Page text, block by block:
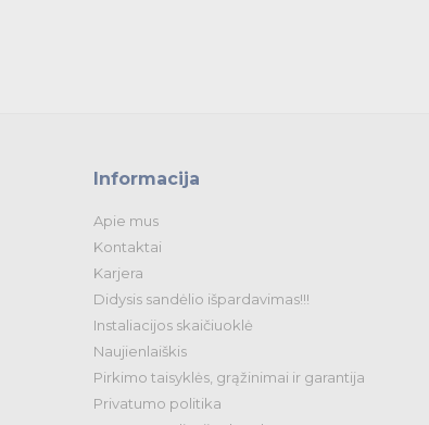
Informacija
Apie mus
Kontaktai
Karjera
Didysis sandėlio išpardavimas!!!
Instaliacijos skaičiuoklė
Naujienlaiškis
Pirkimo taisyklės, grąžinimai ir garantija
Privatumo politika